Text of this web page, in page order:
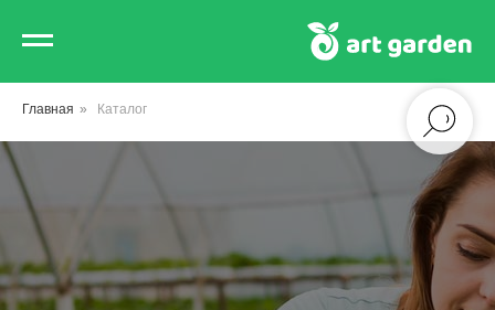
Главная » Каталог